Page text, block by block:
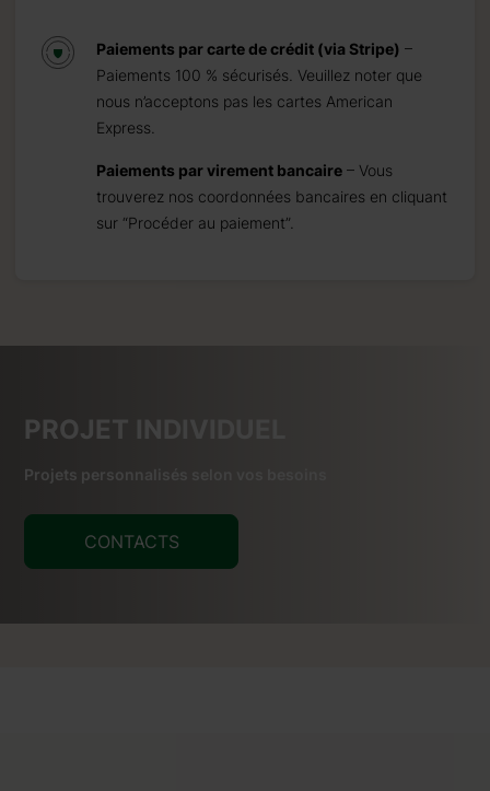
Paiements par carte de crédit (via Stripe) –
Paiements 100 % sécurisés. Veuillez noter que
nous n’acceptons pas les cartes American
Express.
Paiements par virement bancaire – Vous
trouverez nos coordonnées bancaires en cliquant
sur “Procéder au paiement”.
PROJET INDIVIDUEL
Projets personnalisés selon vos besoins
CONTACTS